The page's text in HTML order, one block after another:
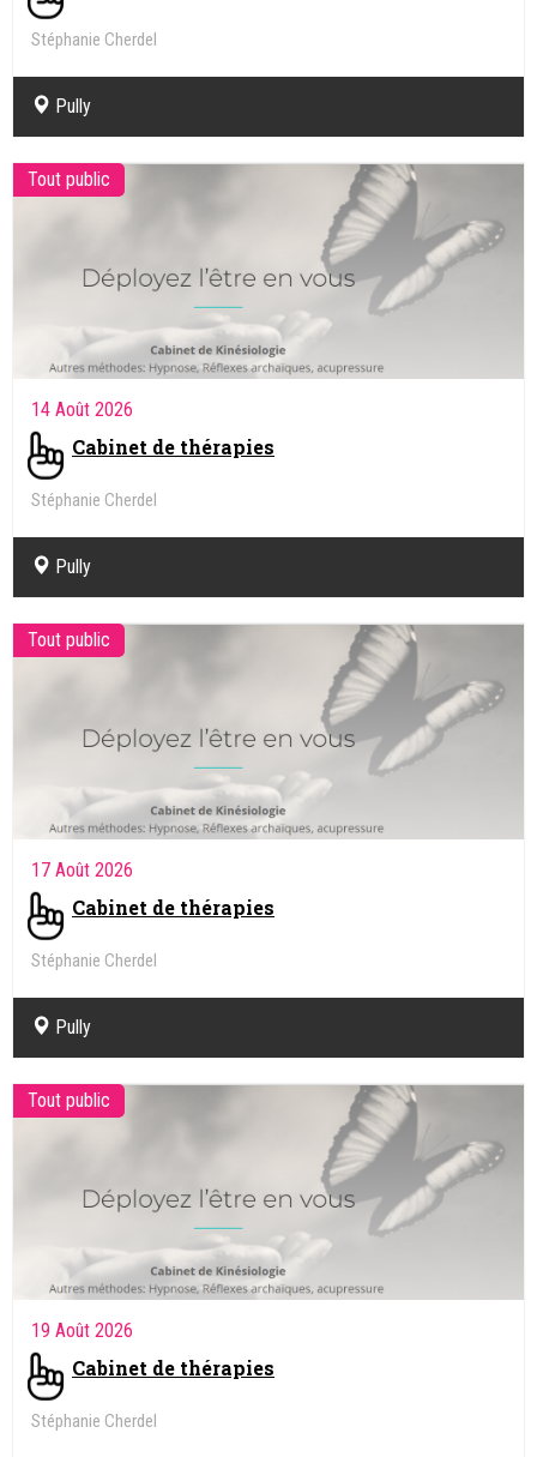
Stéphanie Cherdel
Pully
Tout public
14 Août 2026
Cabinet de thérapies
Stéphanie Cherdel
Pully
Tout public
17 Août 2026
Cabinet de thérapies
Stéphanie Cherdel
Pully
Tout public
19 Août 2026
Cabinet de thérapies
Stéphanie Cherdel